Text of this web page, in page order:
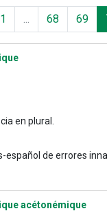
1 ... 68 69
en plural.
español de errores
acétonémique